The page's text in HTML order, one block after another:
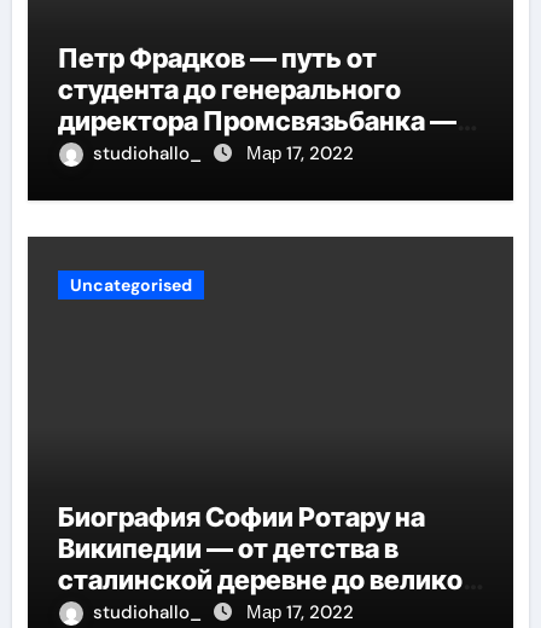
Петр Фрадков — путь от
студента до генерального
директора Промсвязьбанка —
биография и рост в банковской
studiohallo_ Мар 17, 2022
Uncategorised
Биография Софии Ротару на
Википедии — от детства в
сталинской деревне до великой
карьеры и яркой личной жизни
studiohallo_ Мар 17, 2022